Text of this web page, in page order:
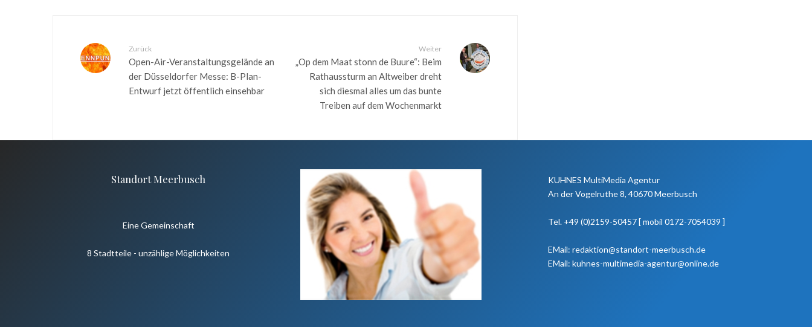
Zurück
Open-Air-Veranstaltungsgelände an
der Düsseldorfer Messe: B-Plan-
Entwurf jetzt öffentlich einsehbar
Weiter
„Op dem Maat stonn de Buure“: Beim
Rathaussturm an Altweiber dreht
sich diesmal alles um das bunte
Treiben auf dem Wochenmarkt
Standort Meerbusch
Eine Gemeinschaft
8 Stadtteile - unzählige Möglichkeiten
KUHNES MultiMedia Agentur
An der Vogelruthe 8, 40670 Meerbusch
Tel. +49 (0)2159-50457 [ mobil 0172-7054039 ]
EMail: redaktion@standort-meerbusch.de
EMail: kuhnes-multimedia-agentur@online.de